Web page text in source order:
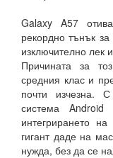
Galaxy A57
рекордно тънък
изключително лек
Причината за
средния клас и
почти изчезна.
система
интегрирането
гигант даде на
нужда, без да се